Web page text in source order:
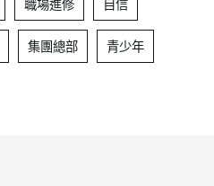
職場進修 自信
集團總部 青少年